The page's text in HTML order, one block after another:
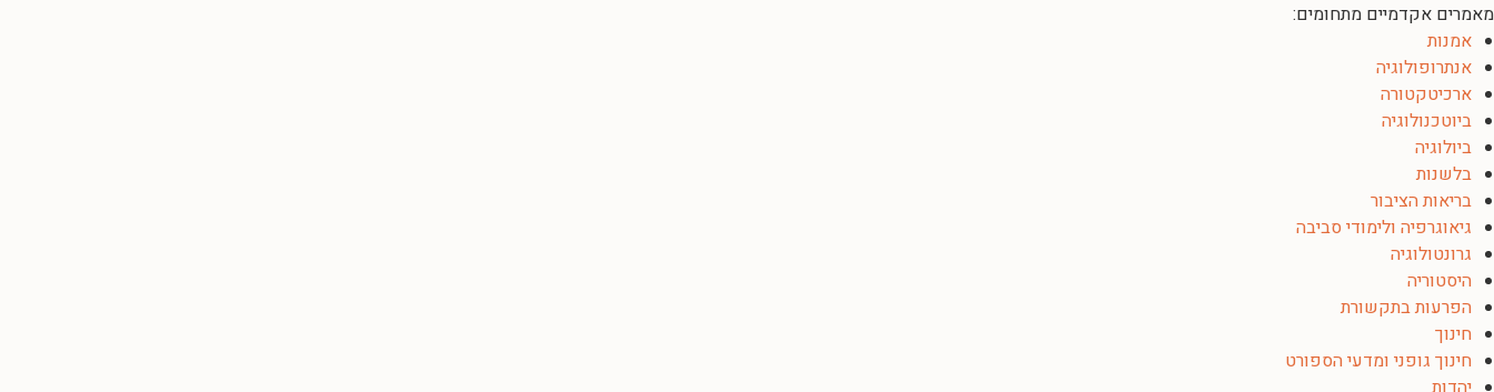
מאמרים אקדמיים מתחומים:
אמנות
אנתרופולוגיה
ארכיטקטורה
ביוטכנולוגיה
ביולוגיה
בלשנות
בריאות הציבור
גיאוגרפיה ולימודי סביבה
גרונטולוגיה
היסטוריה
הפרעות בתקשורת
חינוך
חינוך גופני ומדעי הספורט